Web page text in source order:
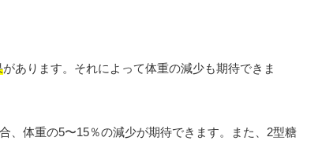
があります。それによって体重の減少も期待できま
、体重の5〜15％の減少が期待できます。また、2型糖